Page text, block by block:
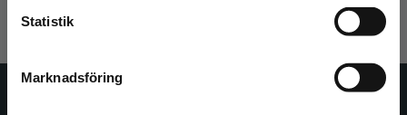
Statistik
Marknadsföring